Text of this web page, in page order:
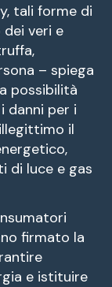
tali forme di
veri e
– spiega
possibilità
danni per i
il
di luce e gas
firmato la
e istituire